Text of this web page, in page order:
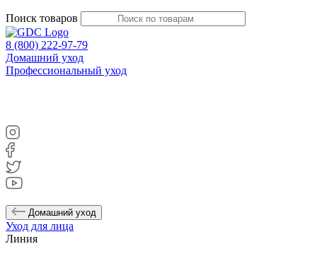
Поиск товаров
8 (800) 222-97-79
Домашний уход
Профессиональный уход
Домашний уход
Уход для лица
Линия